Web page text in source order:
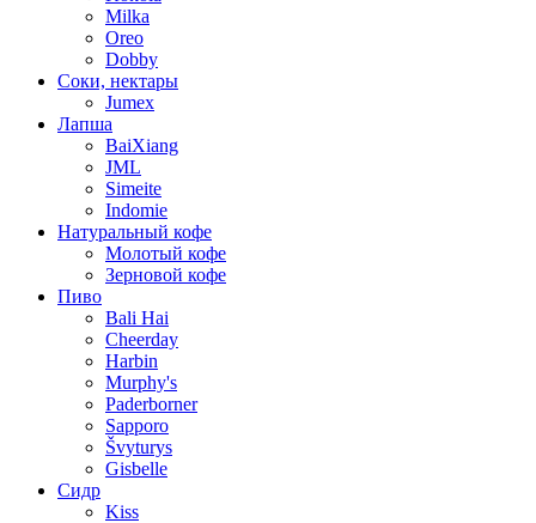
Milka
Oreo
Dobby
Соки, нектары
Jumex
Лапша
BaiXiang
JML
Simeite
Indomie
Натуральный кофе
Молотый кофе
Зерновой кофе
Пиво
Bali Hai
Cheerday
Harbin
Murphy's
Paderborner
Sapporo
Švyturys
Gisbelle
Сидр
Kiss